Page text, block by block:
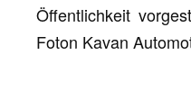
Öffentlichkeit
Foton Kavan